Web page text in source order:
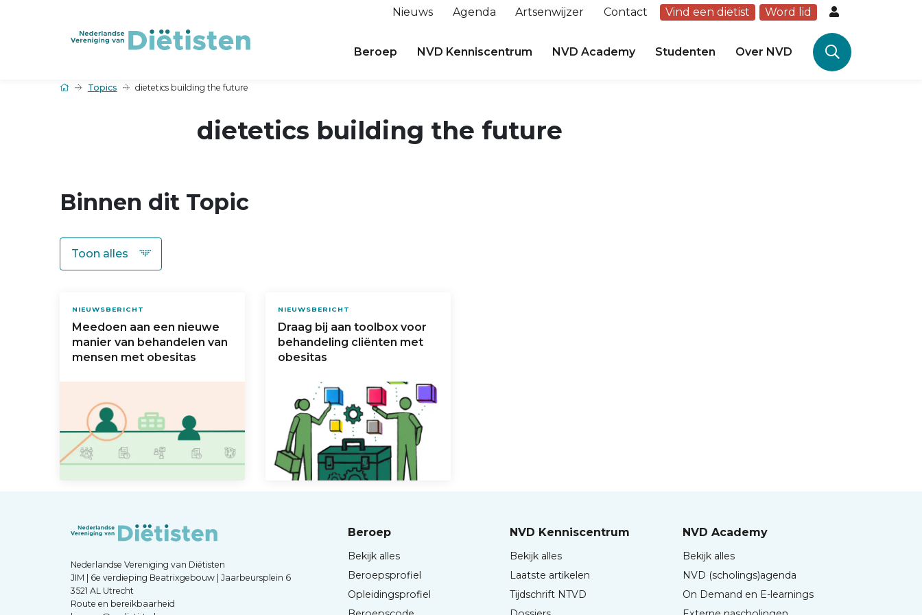
Nieuws Agenda Artsenwijzer Contact Vind een diëtist Word lid
Beroep NVD Kenniscentrum NVD Academy Studenten Over NVD
Topics dietetics building the future
dietetics building the future
Binnen dit Topic
NIEUWSBERICHT
Meedoen aan een nieuwe
manier van behandelen van
mensen met obesitas
NIEUWSBERICHT
Draag bij aan toolbox voor
behandeling cliënten met
obesitas
Nederlandse Vereniging van Diëtisten
JIM | 6e verdieping Beatrixgebouw | Jaarbeursplein 6
3521 AL Utrecht
Route en bereikbaarheid
Beroep
Bekijk alles
Beroepsprofiel
Opleidingsprofiel
NVD Kenniscentrum
Bekijk alles
Laatste artikelen
Tijdschrift NTVD
NVD Academy
Bekijk alles
NVD (scholings)agenda
On Demand en E-learnings